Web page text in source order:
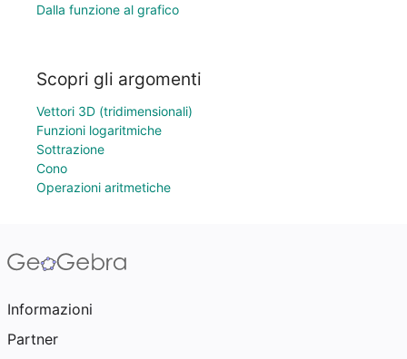
Dalla funzione al grafico
Scopri gli argomenti
Vettori 3D (tridimensionali)
Funzioni logaritmiche
Sottrazione
Cono
Operazioni aritmetiche
Informazioni
Partner